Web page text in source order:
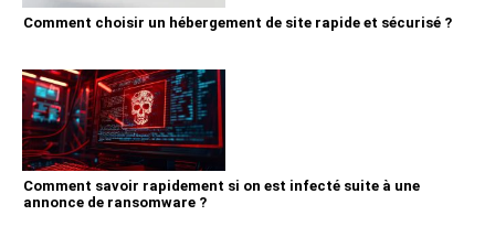
Comment choisir un hébergement de site rapide et sécurisé ?
Comment savoir rapidement si on est infecté suite à une
annonce de ransomware ?